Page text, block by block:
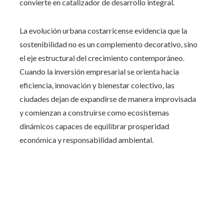
convierte en catalizador de desarrollo integral.
La evolución urbana costarricense evidencia que la
sostenibilidad no es un complemento decorativo, sino
el eje estructural del crecimiento contemporáneo.
Cuando la inversión empresarial se orienta hacia
eficiencia, innovación y bienestar colectivo, las
ciudades dejan de expandirse de manera improvisada
y comienzan a construirse como ecosistemas
dinámicos capaces de equilibrar prosperidad
económica y responsabilidad ambiental.